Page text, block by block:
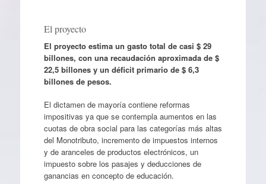
El proyecto
El proyecto estima un gasto total de casi $ 29
billones, con una recaudación aproximada de $
22,5 billones y un déficit primario de $ 6,3
billones de pesos.
El dictamen de mayoría contiene reformas
impositivas ya que se contempla aumentos en las
cuotas de obra social para las categorías más altas
del Monotributo, incremento de impuestos internos
y de aranceles de productos electrónicos, un
impuesto sobre los pasajes y deducciones de
ganancias en concepto de educación.